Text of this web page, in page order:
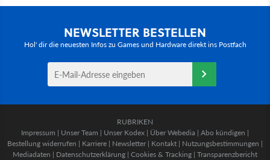
NEWSLETTER BESTELLEN
Hol' dir die neuesten Infos zu Games und Hardware direkt ins Postfach
RUBRIKEN
Impressum | Unser Team | Unser Kodex | Über Webedia | Abo kündigen |
Bestellung widerrufen | Karriere | Newsletter | Kontakt | Nutzungsbestimmungen |
Mediadaten | Datenschutzerklärung | Cookies & Tracking | Transparenzbericht